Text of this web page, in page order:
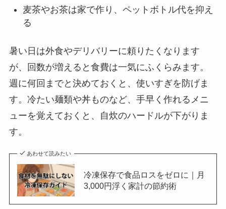
麦茶やお茶は家で作り、ペットボトル代を抑え
る
暑い日は外食やデリバリーに頼りたくなります
が、回数が増えると食費は一気にふくらみます。
週に何回までと決めておくと、使いすぎを防げま
す。冷たい麺類や丼ものなど、手早く作れるメニ
ューを覚えておくと、自炊のハードルが下がりま
す。
あわせて読みたい
冷凍保存で食品ロスをゼロに｜月
3,000円浮く家計の節約術